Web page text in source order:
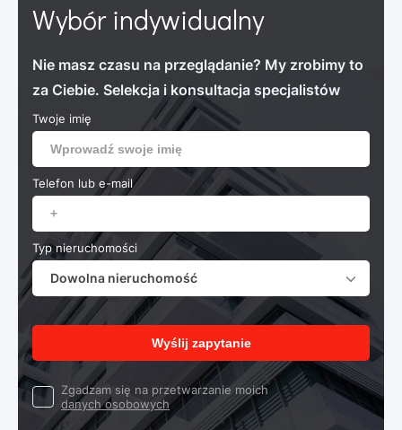
Wybór indywidualny
Nie masz czasu na przeglądanie? My zrobimy to
za Ciebie. Selekcja i konsultacja specjalistów
Twoje imię
Telefon lub e-mail
Typ nieruchomości
Dowolna nieruchomość
Wyślij zapytanie
Zgadzam się na przetwarzanie moich
danych osobowych